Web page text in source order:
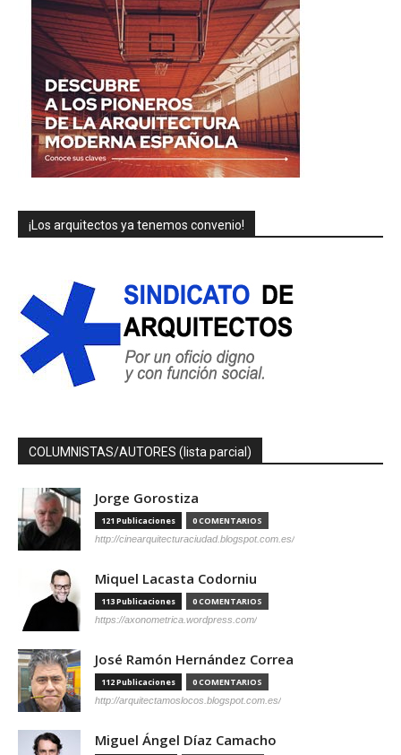
¡Los arquitectos ya tenemos convenio!
COLUMNISTAS/AUTORES (lista parcial)
Jorge Gorostiza
121 Publicaciones 0 COMENTARIOS
http://cinearquitecturaciudad.blogspot.com.es/
Miquel Lacasta Codorniu
113 Publicaciones 0 COMENTARIOS
https://axonometrica.wordpress.com/
José Ramón Hernández Correa
112 Publicaciones 0 COMENTARIOS
http://arquitectamoslocos.blogspot.com.es/
Miguel Ángel Díaz Camacho